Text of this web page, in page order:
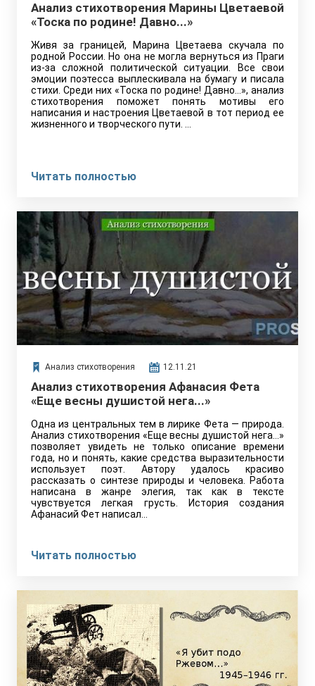
Анализ стихотворения Марины Цветаевой
«Тоска по родине! Давно...»
Живя за границей, Марина Цветаева скучала по
родной России. Но она не могла вернуться из Праги
из-за сложной политической ситуации. Все свои
эмоции поэтесса выплескивала на бумагу и писала
стихи. Среди них «Тоска по родине! Давно…», анализ
стихотворения поможет понять мотивы его
написания и настроения Цветаевой в тот период ее
жизненного и творческого пути. …
Читать полностью
Анализ стихотворения 12.11.21
Анализ стихотворения Афанасия Фета
«Еще весны душистой нега...»
Одна из центральных тем в лирике Фета — природа.
Анализ стихотворения «Еще весны душистой нега…»
позволяет увидеть не только описание времени
года, но и понять, какие средства выразительности
использует поэт. Автору удалось красиво
рассказать о синтезе природы и человека. Работа
написана в жанре элегия, так как в тексте
чувствуется легкая грусть. История создания
Афанасий Фет написал…
Читать полностью